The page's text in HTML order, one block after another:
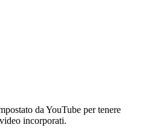
da YouTube per tenere
incorporati.